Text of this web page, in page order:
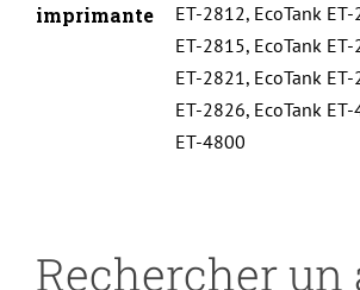
imprimante
ET-2812, EcoTank
ET-2815, EcoTank
ET-2821, EcoTank
ET-2826, EcoTank
ET-4800
Rechercher un